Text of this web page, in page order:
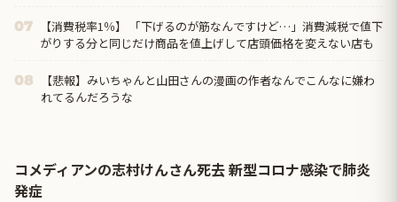
07
【消費税率1％】 「下げるのが筋なんですけど…」消費減税で値下
がりする分と同じだけ商品を値上げして店頭価格を変えない店も
08
【悲報】みいちゃんと山田さんの漫画の作者なんでこんなに嫌わ
れてるんだろうな
コメディアンの志村けんさん死去 新型コロナ感染で肺炎
発症